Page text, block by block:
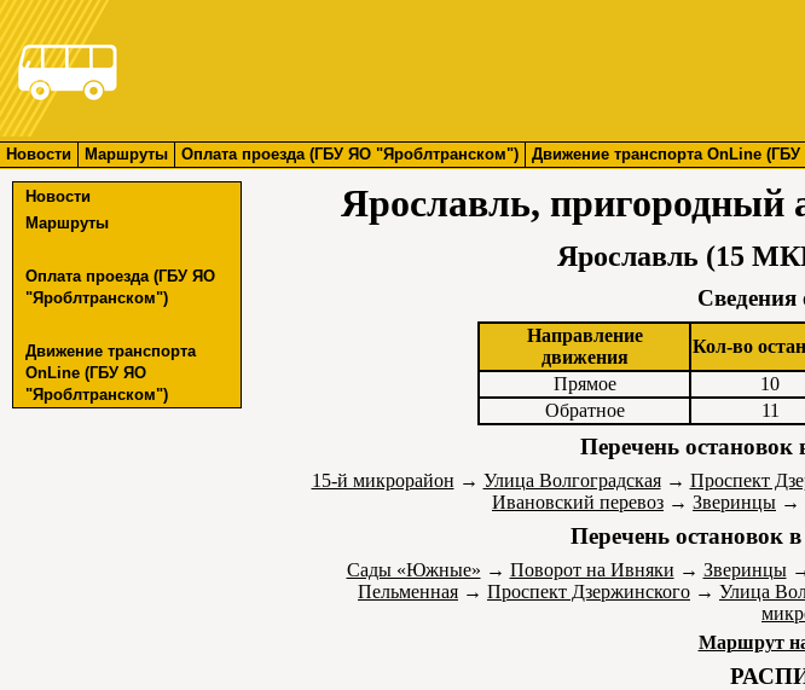
Новости Маршруты Оплата проезда (ГБУ ЯО "Яроблтранском") Движение транспорта OnLine
Новости
Маршруты
Оплата проезда (ГБУ ЯО
"Яроблтранском")
Движение транспорта
OnLine (ГБУ ЯО
"Яроблтранском")
Ярославль,
Ярославль (15
Направление
движения
Кол-во
Прямое
10
Обратное
11
Перечень
15-й микрорайон → Улица Волгоградская→ Проспект
Ивановский перевоз → Зверинцы →
Перечень остановок
Сады «Южные» → Поворот на Ивняки → Зверинцы
Пельменная → Проспект Дзержинского → Улица
Маршрут на